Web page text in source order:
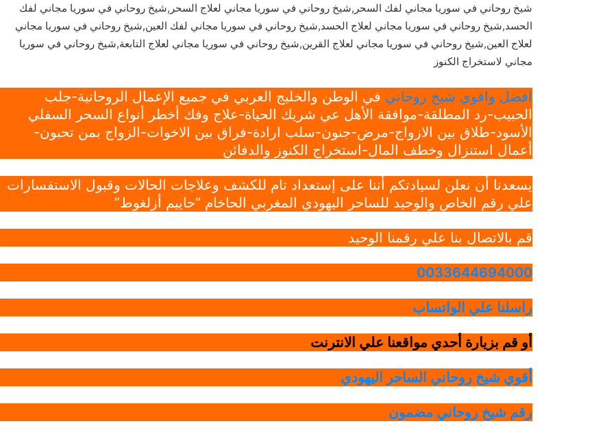
شيخ روحاني في سوريا مجاني لفك السحر,شيخ روحاني في سوريا مجاني لعلاج السحر,شيخ روحاني في سوريا مجاني لفك
الحسد,شيخ روحاني في سوريا مجاني لعلاج الحسد,شيخ روحاني في سوريا مجاني لفك العين,شيخ روحاني في سوريا مجاني
لعلاج العين,شيخ روحاني في سوريا مجاني لعلاج القرين,شيخ روحاني في سوريا مجاني لعلاج التابعة,شيخ روحاني في سوريا
مجاني لاستخراج الكنوز
افضل واقوي شيخ روحاني في الوطن والخليج العربي في جميع الإعمال الروحانية-جلب
الحبيب-رد المطلقة-موافقة الأهل عي شريك الحياة-علاج وفك أخطر أنواع السحر السفلي
الأسود-طلاق بين الازواج-مرض-جنون-سلب ارادة-فراق بين الاخوات-الزواج بمن تحبون-
أعمال استنزال وخطف المال-استخراج الكنوز والدفائن
يسعدنا أن نعلن لسيادتكم أننا على إستعداد تام للكشف وعلاجات الحالات وقبول الاستفسارات
علي رقم الخاص والوحيد للساحر اليهودي المغربي الحاخام “حاييم أزلغوط”
قم بالاتصال بنا علي رقمنا الوحيد
0033644694000
راسلنا علي الواتساب
أو قم بزيارة أحدي مواقعنا علي الانترنت
أقوي شيخ روحاني الساحر اليهودي
رقم شيخ روحاني مضمون